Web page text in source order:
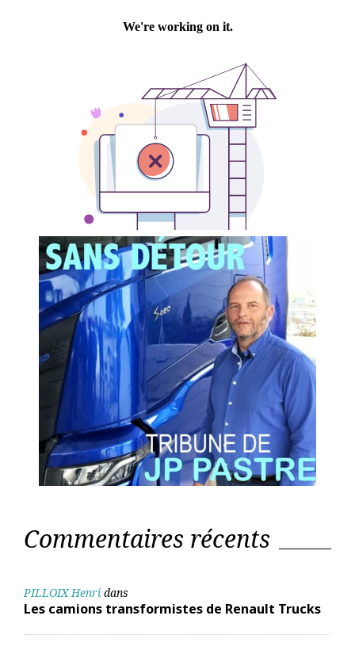
Commentaires récents
PILLOIX Henri dans
Les camions transformistes de Renault Trucks